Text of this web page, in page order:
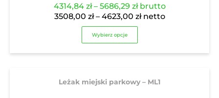
4314,84 zł – 5686,29 złZakres
cen:
od
do
5686,29 zł
brutto
3508,00 zł – 4623,00 złZakres
do
netto
Wybierz opcje
Leżak miejski parkowy – ML1